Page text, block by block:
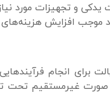
و تجهیزات مورد نیاز
موجب افزایش
برای انجام
غیرمستقیم تحت